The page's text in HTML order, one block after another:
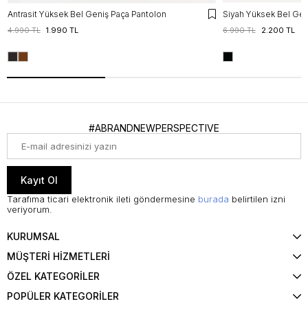
Antrasit Yüksek Bel Geniş Paça Pantolon
1.990 TL
4.990 TL
Siyah Yüksek Bel
2.200 TL
6.990 TL
#ABRANDNEWPERSPECTIVE
Kayıt Ol
Tarafıma ticari elektronik ileti göndermesine burada belirtilen izni
veriyorum.
KURUMSAL
MÜŞTERİ HİZMETLERİ
ÖZEL KATEGORİLER
POPÜLER KATEGORİLER